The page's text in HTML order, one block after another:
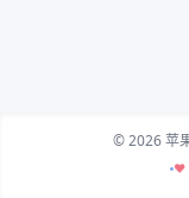
© 2026 苹
♥